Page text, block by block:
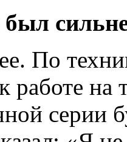
был
работе на
серии